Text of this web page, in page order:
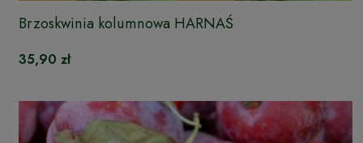
Brzoskwinia kolumnowa HARNAŚ
35,90 zł